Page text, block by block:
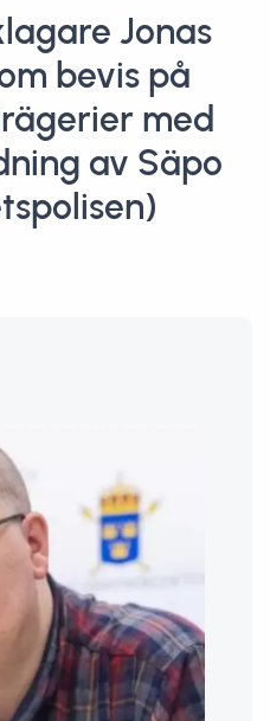
Jonas
bevis på
med
av Säpo